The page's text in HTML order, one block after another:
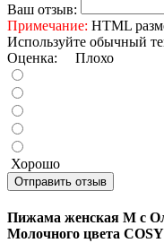
Ваш отзыв:
Примечание: HTML
Используйте обычный
Оценка: Плохо
Хорошо
Отправить отзыв
Пижама женская M с
Молочного цвета COSY